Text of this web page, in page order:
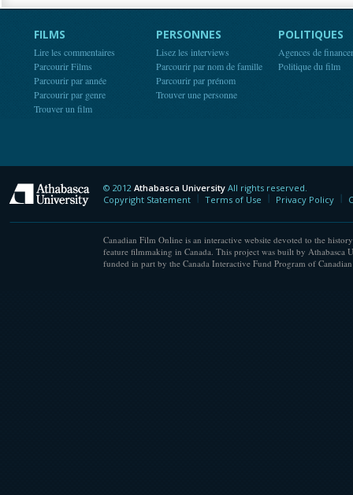
FILMS
Lire les commentaires
Parcourir Films
Parcourir par année
Parcourir par genre
Trouver un film
PERSONNES
Lisez les interviews
Parcourir par nom de famille
Parcourir par prénom
Trouver une personne
POLITIQUES
Agences de
Politique du film
Athabasca University
© 2012 Athabasca University All rights reserved.
Copyright Statement
Terms of Use Privacy Policy
Canadian Film Online is an interactive website devoted to the
feature filmmaking in Canada. This project was built by Athabasca
funded in part by the Canada Interactive Fund Program of